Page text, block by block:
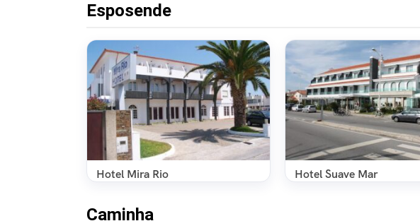
Esposende
Hotel Mira Rio Hotel Suave Mar
Caminha